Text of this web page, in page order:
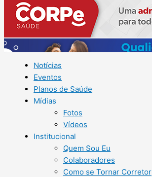
Notícias
Eventos
Planos de Saúde
Mídias
Fotos
Vídeos
Institucional
Quem Sou Eu
Colaboradores
Como se Tornar Corretor